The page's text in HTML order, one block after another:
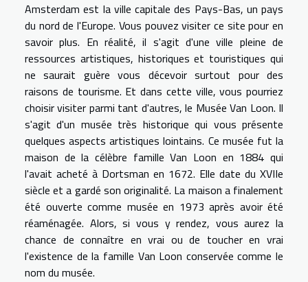
Amsterdam est la ville capitale des Pays-Bas, un pays
du nord de l'Europe. Vous pouvezvisiter ce site pour en
savoir plus. En réalité, il s'agit d'une ville pleine de
ressources artistiques, historiques et touristiques qui
ne saurait guère vous décevoir surtout pour des
raisons de tourisme. Et dans cette ville, vous pourriez
choisir visiter parmi tant d'autres, le Musée Van Loon. Il
s'agit d'un musée très historique qui vous présente
quelques aspects artistiques lointains. Ce musée fut la
maison de la célèbre famille Van Loon en 1884 qui
l'avait acheté à Dortsman en 1672. Elle date du XVIIe
siècle et a gardé son originalité. La maison a finalement
été ouverte comme musée en 1973 après avoir été
réaménagée. Alors, si vous y rendez, vous aurez la
chance de connaître en vrai ou de toucher en vrai
l'existence de la famille Van Loon conservée comme le
nom du musée.